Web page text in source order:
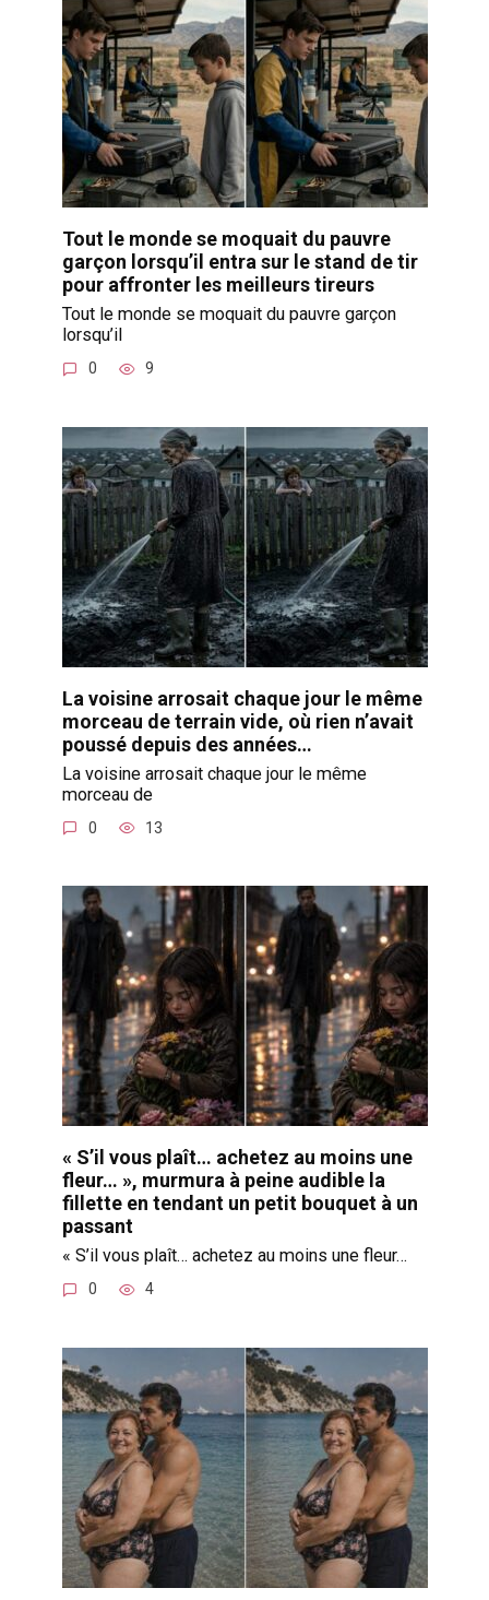
Tout le monde se moquait du pauvre
garçon lorsqu’il entra sur le stand de tir
pour affronter les meilleurs tireurs
Tout le monde se moquait du pauvre garçon
lorsqu’il
0 9
La voisine arrosait chaque jour le même
morceau de terrain vide, où rien n’avait
poussé depuis des années…
La voisine arrosait chaque jour le même
morceau de
0 13
« S’il vous plaît… achetez au moins une
fleur… », murmura à peine audible la
fillette en tendant un petit bouquet à un
passant
« S’il vous plaît… achetez au moins une fleur…
0 4